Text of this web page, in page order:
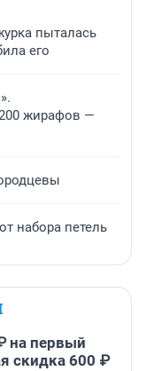
пыталась
его
жирафов —
набора петель
на первый
скидка 600 ₽